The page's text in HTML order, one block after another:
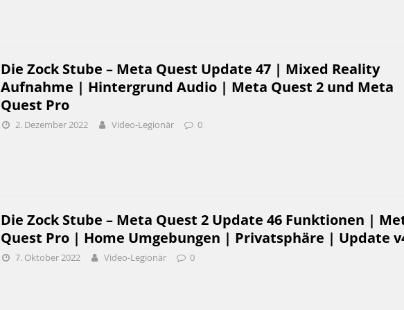
Die Zock Stube – Meta Quest Update 47 | Mixed Reality
Aufnahme | Hintergrund Audio | Meta Quest 2 und Meta
Quest Pro
2. Dezember 2022 Video-Legionär 0
Die Zock Stube – Meta Quest 2 Update 46 Funktionen |
Quest Pro | Home Umgebungen | Privatsphäre | Update
7. Oktober 2022 Video-Legionär 0